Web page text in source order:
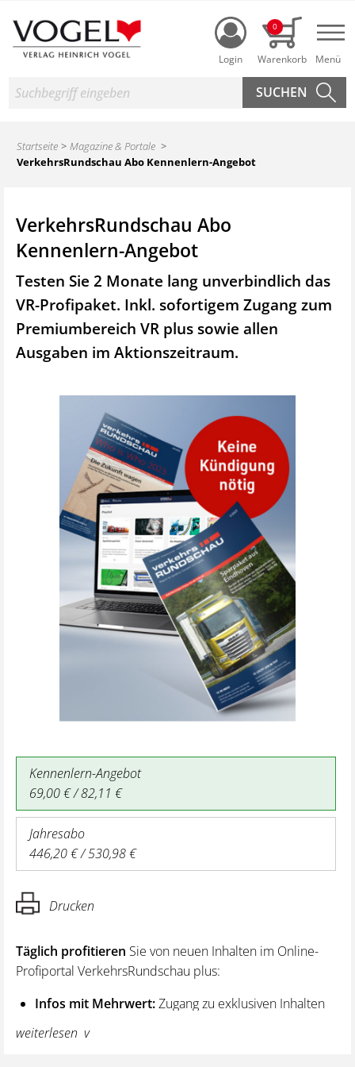
Login
0
Suche
Startseite
Magazine & Portale
VerkehrsRundschau Abo Kennenlern-Angebot
VerkehrsRundschau Abo
Kennenlern-Angebot
Testen Sie 2 Monate lang unverbindlich das
VR-Profipaket. Inkl. sofortigem Zugang zum
Premiumbereich VR plus sowie allen
Ausgaben im Aktionszeitraum.
Kennenlern-Angebot
69,00 € / 82,11 €
Jahresabo
446,20 € / 530,98 €
Drucken
Täglich profitieren Sie von neuen Inhalten im Online-
Profiportal VerkehrsRundschau plus:
Infos mit Mehrwert:Zugang zu exklusiven Inhalten
und Hintergrundwissen – von aktuellen Regelungen
wie z. B. bei den Lenk- und Ruhezeiten,
weiterlesen